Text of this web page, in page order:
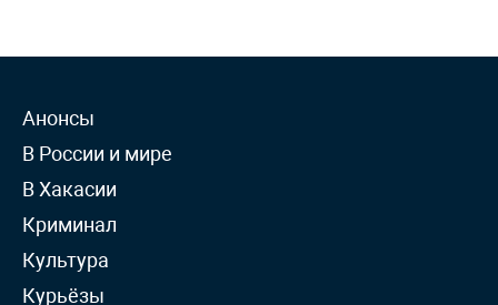
Анонсы
В России и мире
В Хакасии
Криминал
Культура
Курьёзы